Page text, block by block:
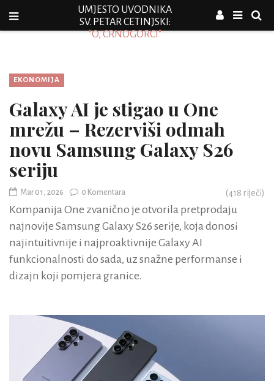
UMJESTO UVODNIKA
SV. PETAR CETINJSKI:
"O, CRNOGORCI"
EKONOMIJA
Galaxy AI je stigao u One
mrežu – Rezerviši odmah
novu Samsung Galaxy S26
seriju
Mar 01, 2026 0 Komentara (418 riječi)
Kompanija One zvanično je otvorila pretprodaju
najnovije Samsung Galaxy S26 serije, koja donosi
najintuitivnije i najproaktivnije Galaxy AI
funkcionalnosti do sada, uz snažne performanse i
dizajn koji pomjera granice.